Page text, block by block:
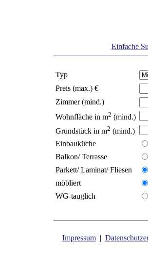
Einfache
Typ
Preis (max.) €
Zimmer (mind.)
Wohnfläche in m2 (mind.)
Grundstück in m2 (mind.)
Einbauküche
Balkon/ Terrasse
Parkett/ Laminat/ Fliesen
möbliert
WG-tauglich
Impressum|